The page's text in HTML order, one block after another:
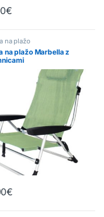
izberete na strani
€
na plažo
na plažo Marbella z
€ ima več različic.